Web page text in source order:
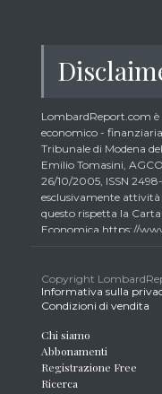
LombardReport.com
economico -
Tribunale di Modena
Emilio Tomasini,
26/10/2005, ISSN
esclusivamente
questo rispetta la
Economica https://
essere consapevoli
iscritti all’Ordine dei
oggetto dei loro
trader retail e
strumenti finanziari
potenziale conflitto di
presente sito implica la
Copyright
Informativa sulla
Condizioni di vendita
Chi siamo
Abbonamenti
Registrazione Free
Ricerca